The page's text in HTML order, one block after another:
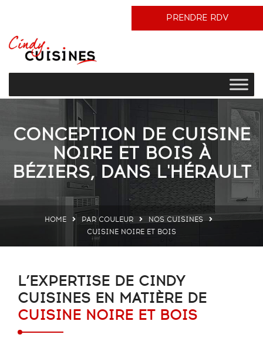
PRENDRE RDV
CONCEPTION DE CUISINE
NOIRE ET BOIS À
BÉZIERS, DANS L'HÉRAULT
HOME PAR COULEUR
NOS CUISINES
CUISINE NOIRE ET BOIS
L’EXPERTISE DE CINDY
CUISINES EN MATIÈRE DE
CUISINE NOIRE ET BOIS